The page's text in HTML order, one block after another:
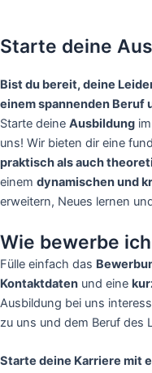
Starte deine
Bist du bereit, deine
einem spannenden Beruf
Starte deine Ausbildung im
uns! Wir bieten dir eine
praktisch als auch
einem dynamischen und
erweitern, Neues lernen
Wie bewerbe
Fülle einfach das
Kontaktdaten und eine
Ausbildung bei uns
zu uns und dem Beruf des
Starte deine Karriere mit